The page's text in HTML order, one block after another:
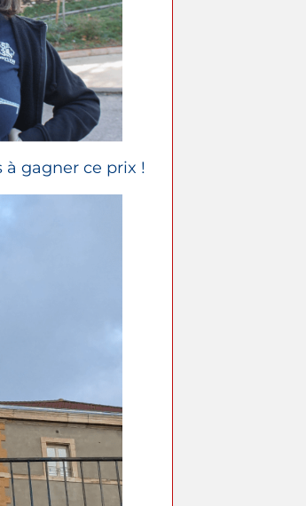
à gagner ce prix !